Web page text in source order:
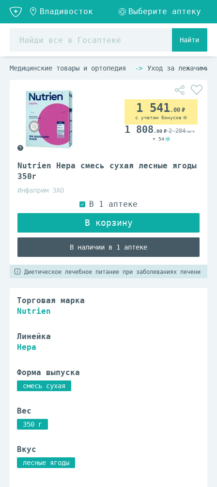
Найти
Медицинские товары и ортопедия Уход за лежачими
Nutrien Hepa смесь сухая лесные ягоды
350г
Инфаприм ЗАО
В наличии в 1 аптеке
1 541.00
с учетом бонусов
1 808 .00 2 284.00
+ 54
Диетическое лечебное питание при заболеваниях печени
Торговая марка
Nutrien
Линейка
Hepa
Форма выпуска
смесь сухая
Вес
350 г
Вкус
лесные ягоды